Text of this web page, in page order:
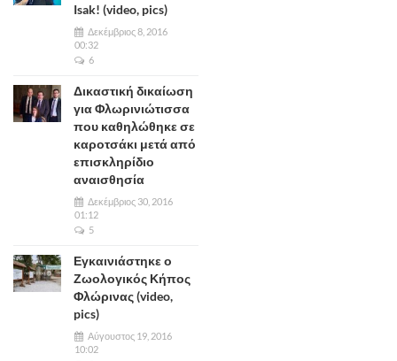
Isak! (video, pics)
Δεκέμβριος 8, 2016
00:32
6
Δικαστική δικαίωση
για Φλωρινιώτισσα
που καθηλώθηκε σε
καροτσάκι μετά από
επισκληρίδιο
αναισθησία
Δεκέμβριος 30, 2016
01:12
5
Εγκαινιάστηκε ο
Ζωολογικός Κήπος
Φλώρινας (video,
pics)
Αύγουστος 19, 2016
10:02